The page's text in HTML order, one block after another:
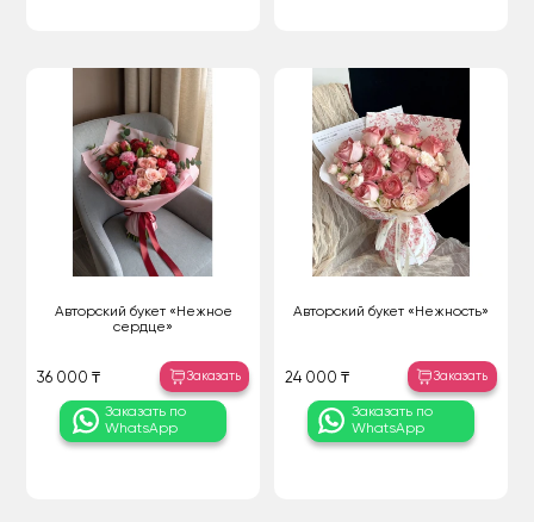
Авторский букет «Нежное
сердце»
36 000 ₸ Заказать
Заказать по
WhatsApp
Авторский букет «Нежность»
24 000 ₸ Заказать
Заказать по
WhatsApp